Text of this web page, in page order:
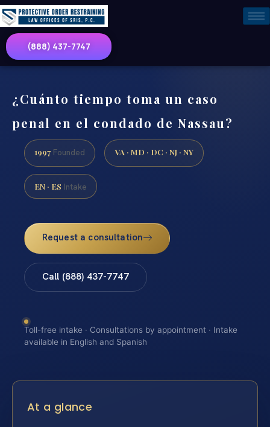
(888) 437-7747
¿Cuánto tiempo toma un caso
penal en el condado de Nassau?
1997 Founded VA · MD · DC · NJ · NY
EN · ES Intake
Request a consultation
Call (888) 437-7747
Toll-free intake · Consultations by appointment · Intake
available in English and Spanish
At a glance